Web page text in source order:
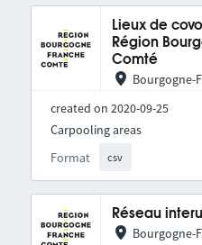
Lieux de
Région
Comté
Bourgogne-
created on 2020-09-25
Format csv
Carpooling areas
Réseau
Bourgogne-